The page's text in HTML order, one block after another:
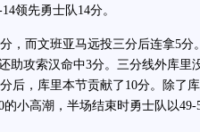
领先勇士队14分。
而文班亚马远投三分后连拿5分
助攻索汉命中3分。三分线外库里
后，库里本节贡献了10分。除了
小高潮，半场结束时勇士队以49-